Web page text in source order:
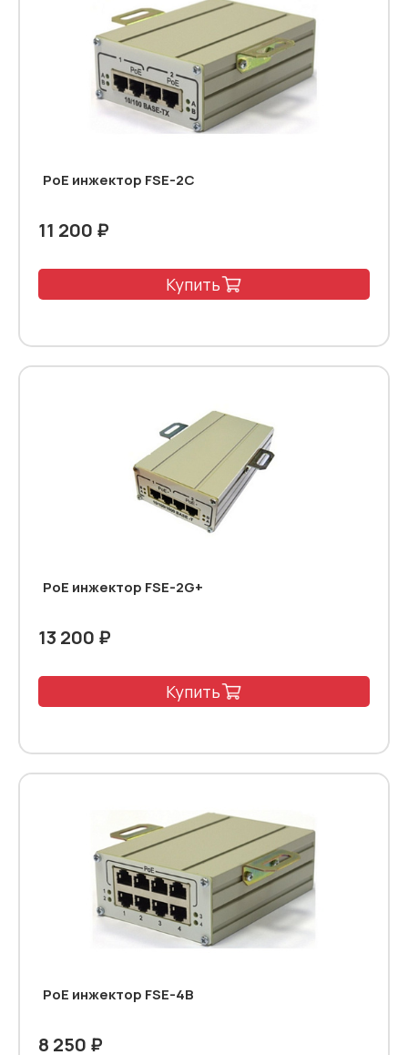
PoE инжектор FSE-2C
11 200 ₽
Купить
PoE инжектор FSE-2G+
13 200 ₽
Купить
PoE инжектор FSE-4B
8 250 ₽